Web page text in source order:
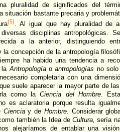
pluralidad de significados del
situación bastante precaria y
{5}. Al igual que hay pluralidad de
disciplinas antropológicas.
a la anterior, distinguiendo
la concepción de la antropología
ha habido una tendencia a
la Antropologíaoantropologías no
completarla con una
que suele aparecer la mayor parte de
como laCiencia del Hombre.
es aclaratoria porque resulta
Cienciay de Hombre. Considerar
también la Idea deCultura, sería
alejaríamos de entablar una